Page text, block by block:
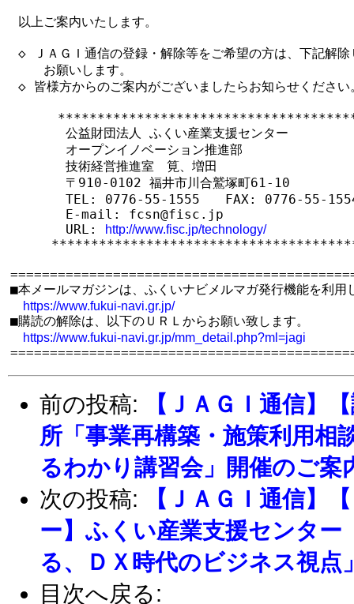
以上ご案内いたします。
◇ ＪＡＧＩ通信の登録・解除等をご希望の方は、下記解除
お願いします。
◇ 皆様方からのご案内がございましたらお知らせください
       公益財団法人 ふくい産業支援センター
       オープンイノベーション推進部
       技術経営推進室　筧、増田
       〒910-0102 福井市川合鷲塚町61-10
TEL: 0776-55-1555　　FAX: 0776-55-
       E-mail: fcsn@fisc.jp
       URL:
http://www.fisc.jp/technology/
■本メールマガジンは、ふくいナビメルマガ発行機能を利用
https://www.fukui-navi.gr.jp/
■購読の解除は、以下のＵＲＬからお願い致します。
https://www.fukui-navi.gr.jp/mm_detail.php?ml=jagi
前の投稿:
【ＪＡＧＩ通信】
所「事業再構築・施策利用相
るわかり講習会」開催のご案
次の投稿:
【ＪＡＧＩ通信】
ー】ふくい産業支援センター
る、ＤＸ時代のビジネス視点
目次へ戻る: